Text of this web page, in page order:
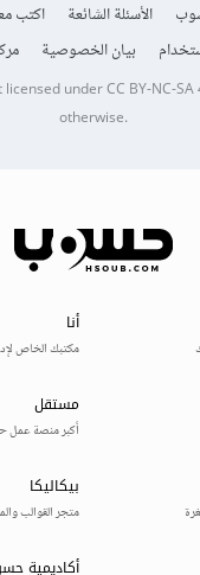
الأسئلة الشائعة اكتب
بيان الخصوصية
licensed underCC BY-NC-
otherwise.